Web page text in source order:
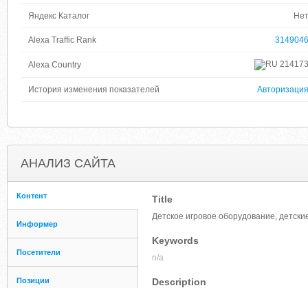
Яндекс Каталог Нет
Alexa Traffic Rank 3149046
Alexa Country 214173
История изменения показателей Авторизация
АНАЛИЗ САЙТА
Контент
Информер
Посетители
Позиции
Title
Детское игровое оборудование,
Keywords
n/a
Description